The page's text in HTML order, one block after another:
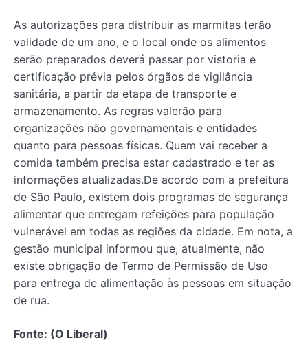
As autorizações para distribuir as marmitas terão
validade de um ano, e o local onde os alimentos
serão preparados deverá passar por vistoria e
certificação prévia pelos órgãos de vigilância
sanitária, a partir da etapa de transporte e
armazenamento. As regras valerão para
organizações não governamentais e entidades
quanto para pessoas físicas. Quem vai receber a
comida também precisa estar cadastrado e ter as
informações atualizadas.De acordo com a prefeitura
de São Paulo, existem dois programas de segurança
alimentar que entregam refeições para população
vulnerável em todas as regiões da cidade. Em nota, a
gestão municipal informou que, atualmente, não
existe obrigação de Termo de Permissão de Uso
para entrega de alimentação às pessoas em situação
de rua.
Fonte: (O Liberal)